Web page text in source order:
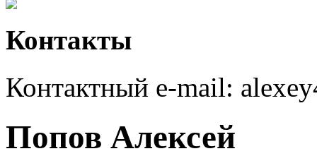
Контакты
Контактный e-mail:
Попов Алексей